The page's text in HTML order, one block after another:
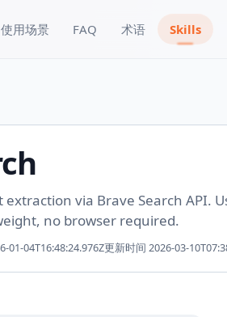
使用场景 FAQ 术语 Skills
via Brave Search API.
no browser required.
01-04T16:48:24.976Z更新时间 2026-03-